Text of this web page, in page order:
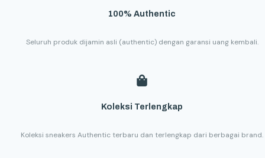
100% Authentic
Seluruh produk dijamin asli (authentic) dengan garansi uang kembali.
Koleksi Terlengkap
Koleksi sneakers Authentic terbaru dan terlengkap dari berbagai brand.